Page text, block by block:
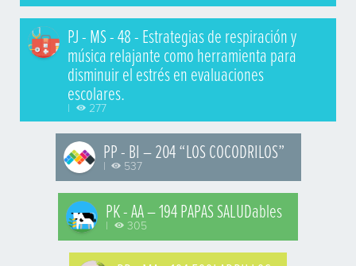
PJ - MS - 48 - Estrategias de respiración y
música relajante como herramienta para
disminuir el estrés en evaluaciones
escolares.
| 277
PP - BI – 204 “LOS COCODRILOS”
| 537
PK - AA – 194 PAPAS SALUDables
| 305